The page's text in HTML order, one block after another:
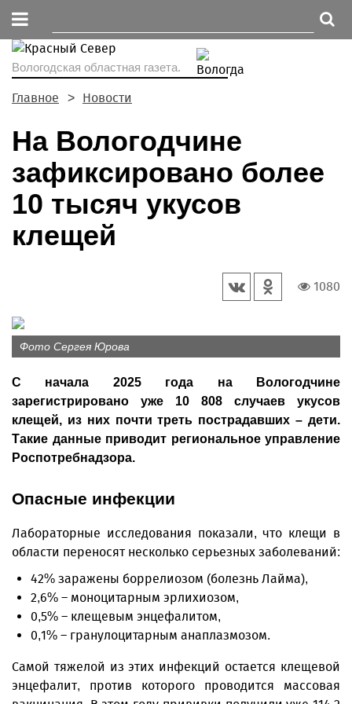
Вологодская областная газета.
Главное Новости
На Вологодчине
зафиксировано более
10 тысяч укусов
клещей
1080
Фото Сергея Юрова
С начала 2025 года на Вологодчине
зарегистрировано уже 10 808 случаев укусов
клещей, из них почти треть пострадавших – дети.
Такие данные приводит региональное управление
Роспотребнадзора.
Опасные инфекции
Лабораторные исследования показали, что клещи в
области переносят несколько серьезных заболеваний:
42% заражены боррелиозом (болезнь Лайма),
2,6% – моноцитарным эрлихиозом,
0,5% – клещевым энцефалитом,
0,1% – гранулоцитарным анаплазмозом.
Самой тяжелой из этих инфекций остается клещевой
энцефалит, против которого проводится массовая